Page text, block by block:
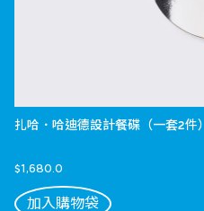
扎哈．哈迪德設計餐碟（一套2件）
$1,680.0
加入購物袋